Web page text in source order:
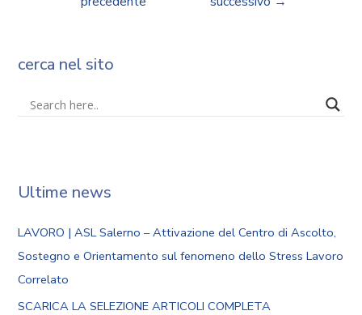
cerca nel sito
Ultime news
LAVORO | ASL Salerno – Attivazione del Centro di Ascolto,
Sostegno e Orientamento sul fenomeno dello Stress Lavoro
Correlato
SCARICA LA SELEZIONE ARTICOLI COMPLETA